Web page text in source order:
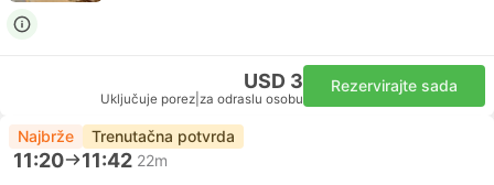
USD 3
Uključuje porez za odraslu osobu
Rezervirajte sada
Najbrže Trenutačna potvrda
11:20 11:42 22m